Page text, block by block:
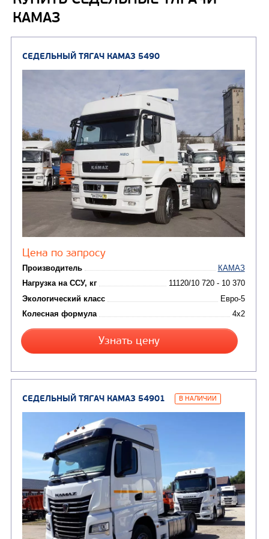
Бортовые автомобили
Самосвалы
Седельные тягачи(8)
АВТОБУСЫ
Вахтовые автобусы(3)
АВТОЦИСТЕРНЫ
Автотопливозаправщики
CHAMELEON (г. Егорьевск)(8)
Молоковозы, водовозы (7)
Автогудронаторы
Крано-
установки (КМУ)
КОММУНАЛЬНАЯ
ТЕХНИКА
Комбинированные
машины(18)
Вакуумные машины
Илососные машины
Каналопромывочные
Мусоровозы(24)
КАМАЗ
СЕДЕЛЬНЫЙ ТЯГАЧ КАМАЗ 5490